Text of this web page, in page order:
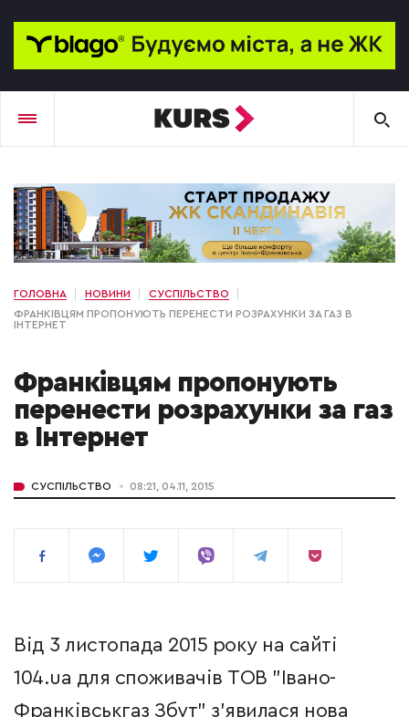
ГОЛОВНА НОВИНИ
СУСПІЛЬСТВО
ФРАНКІВЦЯМ ПРОПОНУЮТЬ ПЕРЕНЕСТИ РОЗРАХУНКИ ЗА ГАЗ В
ІНТЕРНЕТ
Франківцям пропонують
перенести розрахунки за газ
в Інтернет
СУСПІЛЬСТВО 08:21, 04.11, 2015
Від 3 листопада 2015 року на сайті
104.ua для споживачів ТОВ "Івано-
Франківськгаз Збут" з’явилася нова